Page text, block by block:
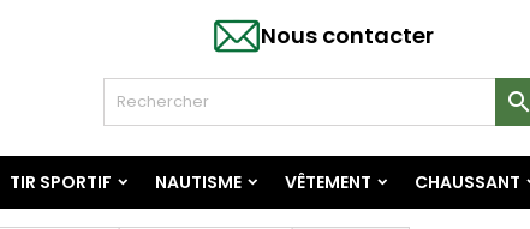
Nous contacter

TIR SPORTIF NAUTISME VÊTEMENT CHAUSSANT